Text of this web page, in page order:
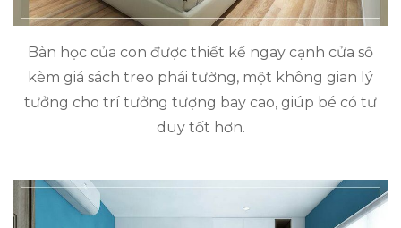
Bàn học của con được thiết kế ngay cạnh cửa sổ
kèm giá sách treo phái tường, một không gian lý
tưởng cho trí tưởng tượng bay cao, giúp bé có tư
duy tốt hơn.